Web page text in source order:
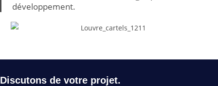
développement.
Discutons de votre projet.